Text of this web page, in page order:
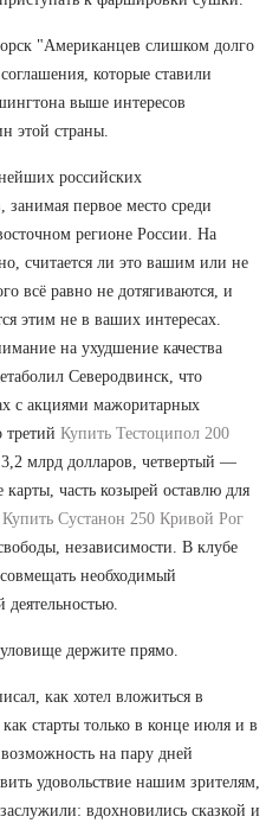
"Американцев слишком долго
которые ставили
выше интересов
этой страны.
российских
первое место среди
регионе России. На
считается ли это вашим или не
всё равно не дотягиваются, и
этим не в ваших интересах.
на ухудшение качества
Северодвинск, что
с акциями мажоритарных
третий Купить Тестоципол 200
млрд долларов, четвертый —
часть козырей оставлю для
Купить Сустанон 250 Кривой Рог
независимости. В клубе
необходимый
держите прямо.
как хотел вложиться в
старты только в конце июля и в
возможность на пару дней
удовольствие нашим зрителям,
вдохновились сказкой и